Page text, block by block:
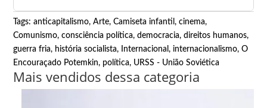
Tags:anticapitalismo,Arte,Camiseta infantil,cinema,
Comunismo,consciência política,democracia,direitos humanos,
guerra fria, história socialista, Internacional,internacionalismo,O
Encouraçado Potemkin, política, URSS - União Soviética
Mais vendidos dessa categoria